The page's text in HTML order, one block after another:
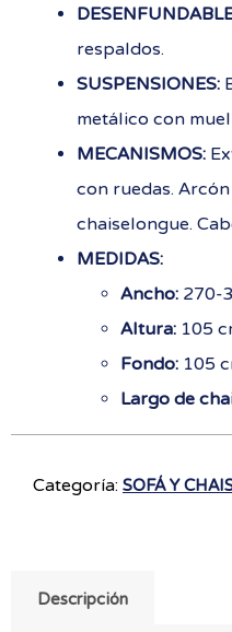
respaldos.
SUSPENSIONES:
metálico con
MECANISMOS:
con ruedas.
chaiselongue.
MEDIDAS:
Ancho: 270-
Altura: 105
Fondo: 105
Largo de
Categoría: SOFÁ Y
Descripción